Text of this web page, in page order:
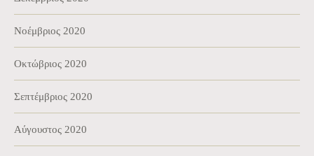
Νοέμβριος 2020
Οκτώβριος 2020
Σεπτέμβριος 2020
Αύγουστος 2020